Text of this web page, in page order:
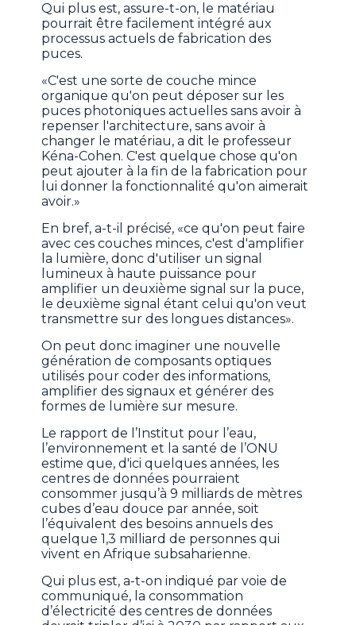
Qui plus est, assure-t-on, le matériau
pourrait être facilement intégré aux
processus actuels de fabrication des
puces.
«C'est une sorte de couche mince
organique qu'on peut déposer sur les
puces photoniques actuelles sans avoir à
repenser l'architecture, sans avoir à
changer le matériau, a dit le professeur
Kéna-Cohen. C'est quelque chose qu'on
peut ajouter à la fin de la fabrication pour
lui donner la fonctionnalité qu'on aimerait
avoir.»
En bref, a-t-il précisé, «ce qu'on peut faire
avec ces couches minces, c'est d'amplifier
la lumière, donc d'utiliser un signal
lumineux à haute puissance pour
amplifier un deuxième signal sur la puce,
le deuxième signal étant celui qu'on veut
transmettre sur des longues distances».
On peut donc imaginer une nouvelle
génération de composants optiques
utilisés pour coder des informations,
amplifier des signaux et générer des
formes de lumière sur mesure.
Le rapport de l’Institut pour l’eau,
l’environnement et la santé de l’ONU
estime que, d'ici quelques années, les
centres de données pourraient
consommer jusqu’à 9 milliards de mètres
cubes d’eau douce par année, soit
l’équivalent des besoins annuels des
quelque 1,3 milliard de personnes qui
vivent en Afrique subsaharienne.
Qui plus est, a-t-on indiqué par voie de
communiqué, la consommation
d’électricité des centres de données